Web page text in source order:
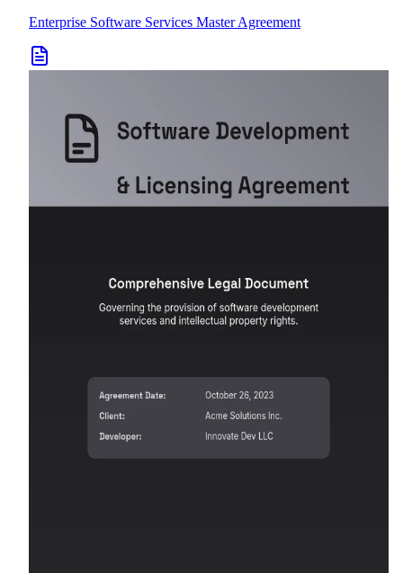
Enterprise Software Services Master Agreement